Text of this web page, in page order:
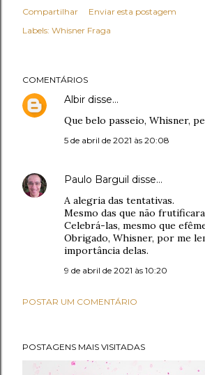
Compartilhar
Enviar esta postagem
Labels: Whisner Fraga
COMENTÁRIOS
Albir disse…
Que belo passeio, Whisner,
5 de abril de 2021 às 20:08
Paulo Barguil disse…
A alegria das tentativas.
Mesmo das que não
Celebrá-las, mesmo que
Obrigado, Whisner, por me
importância delas.
9 de abril de 2021 às 10:20
POSTAR UM COMENTÁRIO
POSTAGENS MAIS VISITADAS